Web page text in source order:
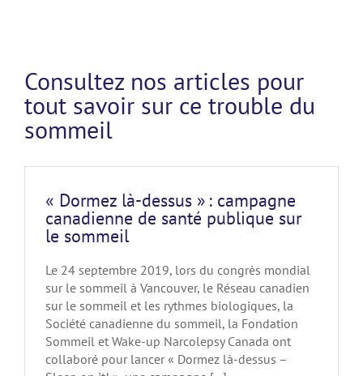
Consultez nos articles pour
tout savoir sur ce trouble du
sommeil
« Dormez là-dessus » : campagne
canadienne de santé publique sur
le sommeil
Le 24 septembre 2019, lors du congrès mondial
sur le sommeil à Vancouver, le Réseau canadien
sur le sommeil et les rythmes biologiques, la
Société canadienne du sommeil, la Fondation
Sommeil et Wake-up Narcolepsy Canada ont
collaboré pour lancer « Dormez là-dessus –